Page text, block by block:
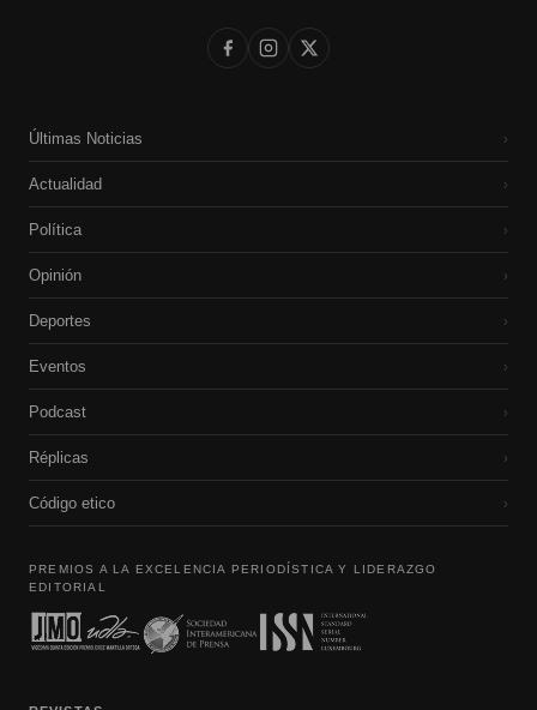
Últimas Noticias ›
Actualidad ›
Política ›
Opinión ›
Deportes ›
Eventos ›
Podcast ›
Réplicas ›
Código etico ›
PREMIOS A LA EXCELENCIA PERIODÍSTICA Y LIDERAZGO
EDITORIAL